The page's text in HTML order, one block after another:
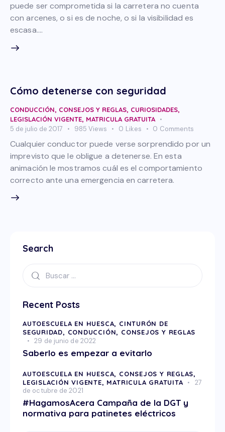
puede ser comprometida si la carretera no cuenta
con arcenes, o si es de noche, o si la visibilidad es
escasa.…
Cómo detenerse con seguridad
CONDUCCIÓN, CONSEJOS Y REGLAS, CURIOSIDADES,
LEGISLACIÓN VIGENTE, MATRICULA GRATUITA
5 de julio de 2017 985 Views 0 Likes 0 Comments
Cualquier conductor puede verse sorprendido por un
imprevisto que le obligue a detenerse. En esta
animación le mostramos cuál es el comportamiento
correcto ante una emergencia en carretera.
Search
Recent Posts
AUTOESCUELA EN HUESCA, CINTURÓN DE
SEGURIDAD, CONDUCCIÓN, CONSEJOS Y REGLAS
29 de junio de 2022
Saberlo es empezar a evitarlo
AUTOESCUELA EN HUESCA, CONSEJOS Y REGLAS,
LEGISLACIÓN VIGENTE, MATRICULA GRATUITA
27
de octubre de 2021
#HagamosAcera Campaña de la DGT y
normativa para patinetes eléctricos